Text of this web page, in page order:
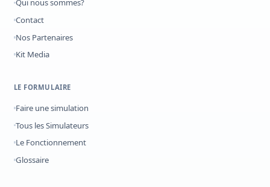
Qui nous sommes?
Contact
Nos Partenaires
Kit Media
LE FORMULAIRE
Faire une simulation
Tous les Simulateurs
Le Fonctionnement
Glossaire